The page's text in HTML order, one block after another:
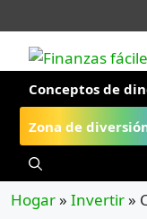
al
contenido
Conceptos de
Zona de
Hogar» Invertir»